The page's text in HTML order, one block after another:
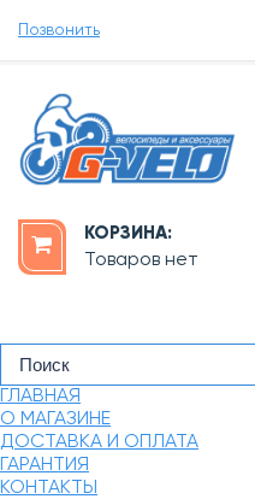
Позвонить
КОРЗИНА:
Товаров нет
ГЛАВНАЯ
О МАГАЗИНЕ
ДОСТАВКА И ОПЛАТА
ГАРАНТИЯ
КОНТАКТЫ